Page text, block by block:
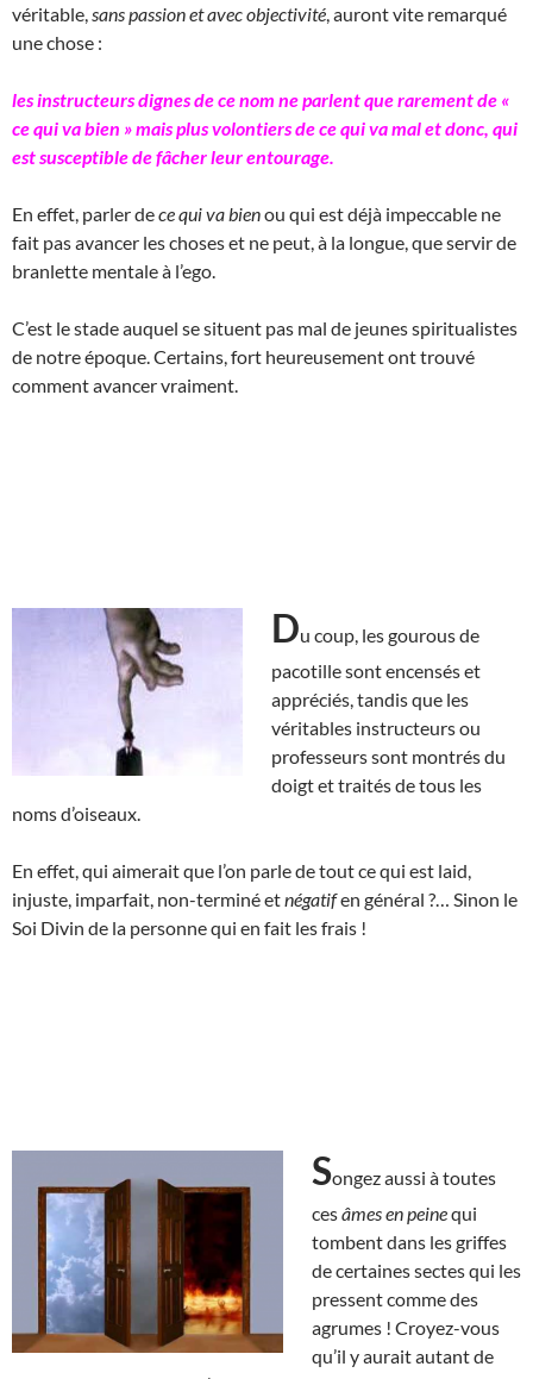
véritable, sans passion et avec objectivité , auront vite remarqué
une chose :
les instructeurs dignes de ce nom ne parlent que rarement de «
ce qui va bien » mais plus volontiers de ce qui va mal et donc, qui
est susceptible de fâcher leur entourage.
En effet, parler dece qui va bienou qui est déjà impeccable ne
fait pas avancer les choses et ne peut, à la longue, que servir de
branlette mentale à l’ego.
C’est le stade auquel se situent pas mal de jeunes spiritualistes
de notre époque. Certains, fort heureusement ont trouvé
comment avancer vraiment.
Du coup, les gourous de
pacotille sont encensés et
appréciés, tandis que les
véritables instructeurs ou
professeurs sont montrés du
doigt et traités de tous les
noms d’oiseaux.
En effet, qui aimerait que l’on parle de tout ce qui est laid,
injuste, imparfait, non-terminé etnégatifen général ?… Sinon le
Soi Divin de la personne qui en fait les frais !
Songez aussi à toutes
cesâmes en peinequi
tombent dans les griffes
de certaines sectes qui les
pressent comme des
agrumes ! Croyez-vous
qu’il y aurait autant de